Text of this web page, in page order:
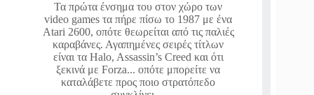
Τα πρώτα ένσημα του στον χώρο των
video games τα πήρε πίσω το 1987 με ένα
Atari 2600, οπότε θεωρείται από τις παλιές
καραβάνες. Αγαπημένες σειρές τίτλων
είναι τα Halo, Assassin’s Creed και ότι
ξεκινά με Forza... οπότε μπορείτε να
καταλάβετε προς ποιο στρατόπεδο